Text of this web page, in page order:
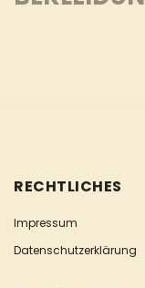
RECHTLICHES
Impressum
Datenschutzerklärung